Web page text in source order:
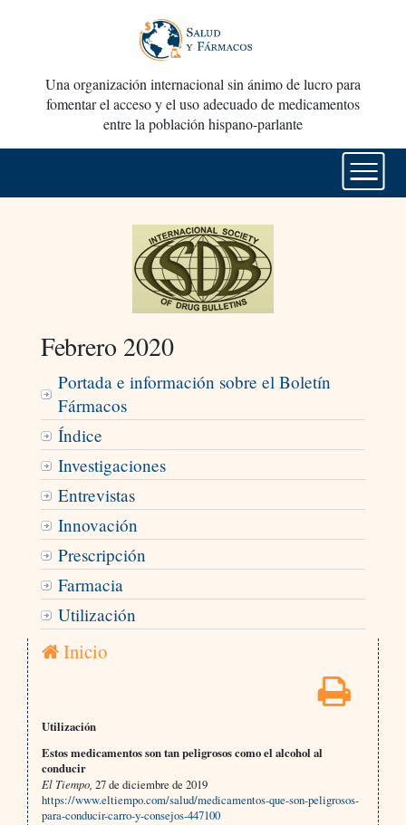
Una organización internacional sin ánimo de lucro para
fomentar el acceso y el uso adecuado de medicamentos
entre la población hispano-parlante
Febrero 2020
Portada e información sobre el Boletín
Fármacos
Índice
Investigaciones
Entrevistas
Innovación
Prescripción
Farmacia
Utilización
Inicio
Utilización
Estos medicamentos son tan peligrosos como el alcohol al
conducir
El Tiempo, 27 de diciembre de 2019
https://www.eltiempo.com/salud/medicamentos-que-son-peligrosos-
para-conducir-carro-y-consejos-447100